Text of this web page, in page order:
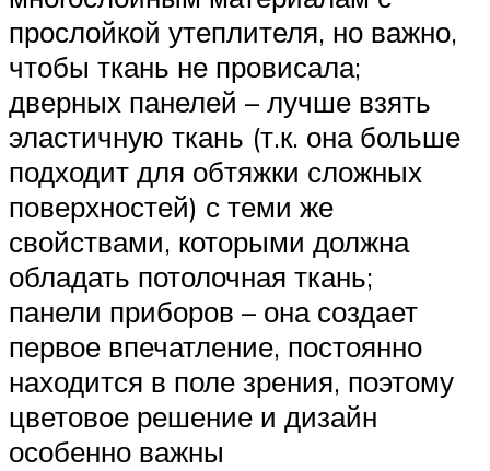
прослойкой утеплителя, но важно,
чтобы ткань не провисала;
дверных панелей – лучше взять
эластичную ткань (т.к. она больше
подходит для обтяжки сложных
поверхностей) с теми же
свойствами, которыми должна
обладать потолочная ткань;
панели приборов – она создает
первое впечатление, постоянно
находится в поле зрения, поэтому
цветовое решение и дизайн
особенно важны